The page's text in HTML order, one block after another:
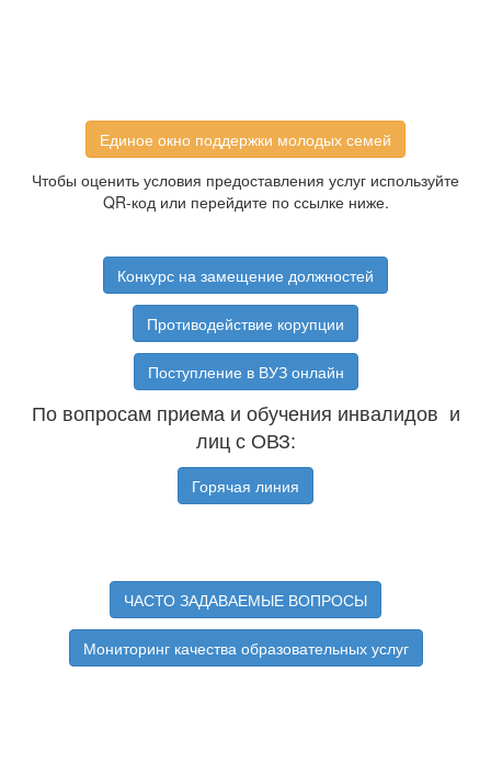
Единое окно поддержки молодых семей
Чтобы оценить условия предоставления услуг используйте
QR-код или перейдите по ссылке ниже.
Конкурс на замещение должностей
Противодействие корупции
Поступление в ВУЗ онлайн
По вопросам приема и обучения инвалидов и
лиц с ОВЗ:
Горячая линия
ЧАСТО ЗАДАВАЕМЫЕ ВОПРОСЫ
Мониторинг качества образовательных услуг